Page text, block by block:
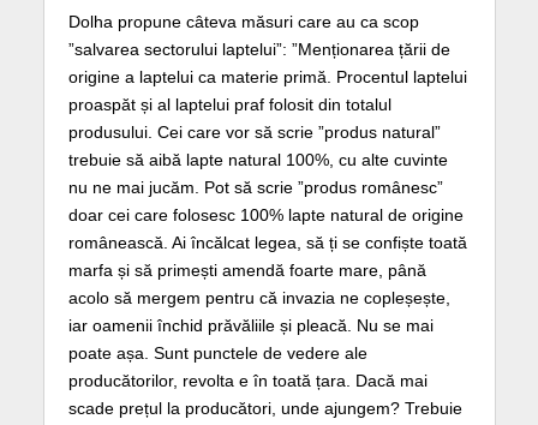
Dolha propune câteva măsuri care au ca scop
”salvarea sectorului laptelui”: ”Menționarea țării de
origine a laptelui ca materie primă. Procentul laptelui
proaspăt și al laptelui praf folosit din totalul
produsului. Cei care vor să scrie ”produs natural”
trebuie să aibă lapte natural 100%, cu alte cuvinte
nu ne mai jucăm. Pot să scrie ”produs românesc”
doar cei care folosesc 100% lapte natural de origine
românească. Ai încălcat legea, să ți se confiște toată
marfa și să primești amendă foarte mare, până
acolo să mergem pentru că invazia ne copleșește,
iar oamenii închid prăvăliile și pleacă. Nu se mai
poate așa. Sunt punctele de vedere ale
producătorilor, revolta e în toată țara. Dacă mai
scade prețul la producători, unde ajungem? Trebuie